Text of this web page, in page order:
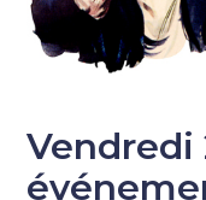
Vendredi